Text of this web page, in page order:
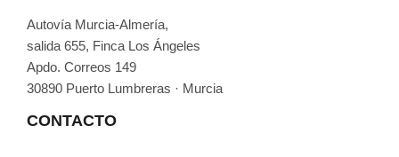
Autovía Murcia-Almería,
salida 655, Finca Los Ángeles
Apdo. Correos 149
30890 Puerto Lumbreras · Murcia
CONTACTO